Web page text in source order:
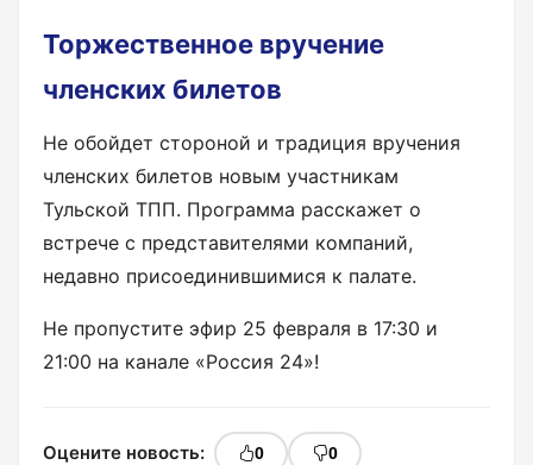
Торжественное вручение
членских билетов
Не обойдет стороной и традиция вручения
членских билетов новым участникам
Тульской ТПП. Программа расскажет о
встрече с представителями компаний,
недавно присоединившимися к палате.
Не пропустите эфир 25 февраля в 17:30 и
21:00 на канале «Россия 24»!
Оцените новость: 0 0